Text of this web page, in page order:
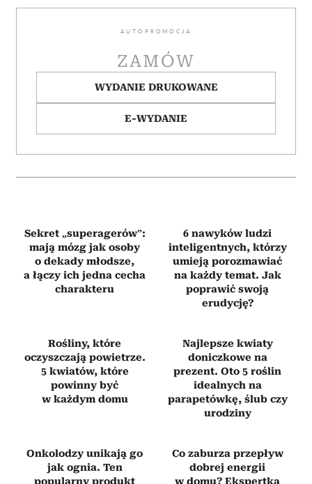
AUTOPROMOCJA
ZAMÓW
WYDANIE DRUKOWANE
E-WYDANIE
Sekret „superagerów”:
mają mózg jak osoby
o dekady młodsze,
a łączy ich jedna cecha
charakteru
6 nawyków ludzi
inteligentnych, którzy
umieją porozmawiać
na każdy temat. Jak
poprawić swoją
erudycję?
Rośliny, które
oczyszczają powietrze.
5 kwiatów, które
powinny być
w każdym domu
Najlepsze kwiaty
doniczkowe na
prezent. Oto 5 roślin
idealnych na
parapetówkę, ślub czy
urodziny
Onkolodzy unikają go
jak ognia. Ten
popularny produkt
Co zaburza przepływ
dobrej energii
w domu? Ekspertka